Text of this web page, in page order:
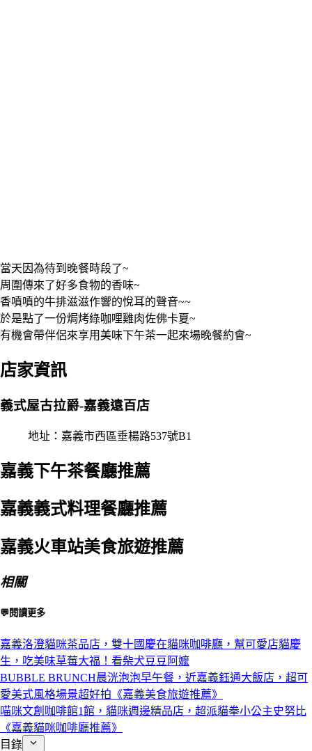
當天因為待到晚餐時段了~
周圍傳來了好多食物的香味~
香噴噴的牛排滋滋作響的悅耳的聲音~~
於是點了一份焗烤綠咖哩雞肉佐佛卡夏~
有機會帶伴侶來享用美味下午茶一起來場晚餐約會~
店家資訊
義式屋古拉爵-嘉義遠百店
地址：嘉義市西區垂楊路537號B1
嘉義下午茶餐廳推薦
嘉義義式料理餐廳推薦
嘉義火車站美食旅遊推薦
相關
💬閱讀更多
嘉義洛澄貓咪茶品店，雙十國慶在貓咪咖啡廳，幫可愛店貓慶
生，吃美味草莓大福！看柴犬豆豆阿嬤
BUBBLE BRUNCH晨洸泡泡早午餐，近嘉義鈺通大飯店，超可
愛美式風格場景超好拍《嘉義美食旅遊推薦》
喵咪文創咖啡館1館，貓咪週邊精品店，超派貓拳小公主史努比
《嘉義貓咪咖啡廳推薦》
目錄